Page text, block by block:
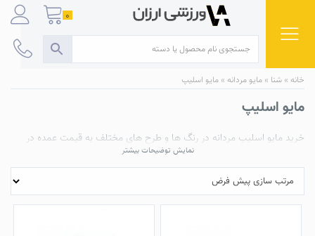
content
0
خانه » شنا » مایو مردانه » مایو اسلیپ
مایو اسلیپ
خرید مایو اسلیپ مردانه در رنگ ها و طرح های مختلف به قیمت عمده در
فروشگاه ورزشی ارزان ؛ مرکز فروش انواع محصولات
نمایش توضیحات بیشتر